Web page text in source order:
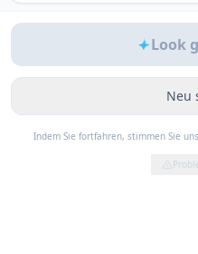
Look
Neu
Indem Sie fortfahren, stimmen Sie